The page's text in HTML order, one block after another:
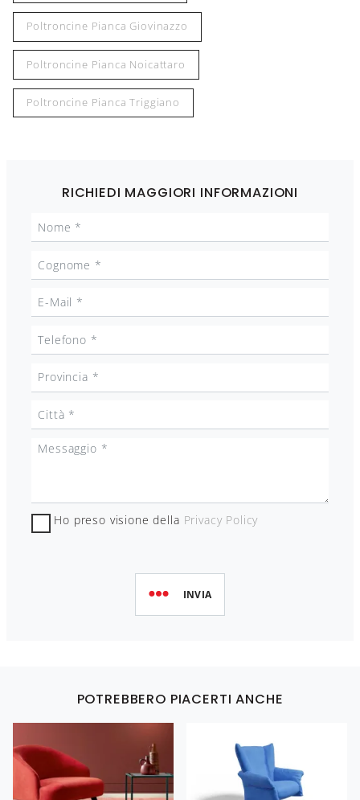
Poltroncine Pianca Giovinazzo
Poltroncine Pianca Noicattaro
Poltroncine Pianca Triggiano
RICHIEDI MAGGIORI INFORMAZIONI
Ho preso visione della Privacy Policy
INVIA
POTREBBERO PIACERTI ANCHE